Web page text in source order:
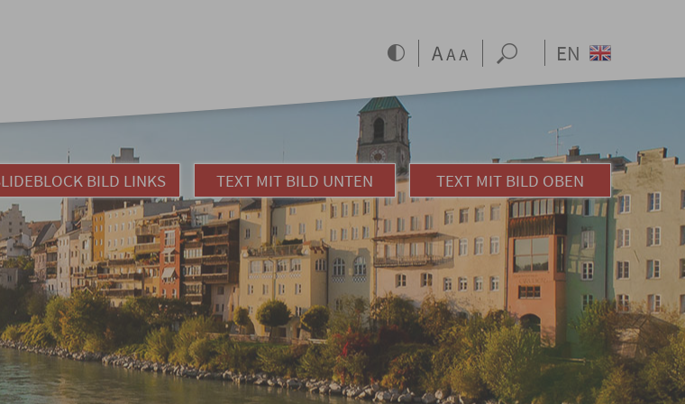
EN
BILD LINKS TEXT MIT BILD UNTEN TEXT MIT BILD OBEN